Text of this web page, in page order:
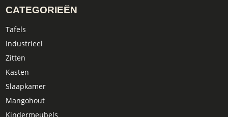
CATEGORIEËN
Tafels
Industrieel
Zitten
Kasten
Slaapkamer
Mangohout
Kindermeubels